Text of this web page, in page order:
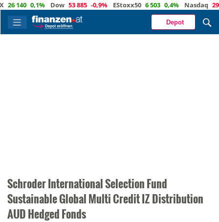
0,1% Dow 53 885 -0,9% EStoxx50 6 503 0,4% Nasdaq 29 373
Depot
Schroder International Selection Fund
Sustainable Global Multi Credit IZ Distribution
AUD Hedged Fonds